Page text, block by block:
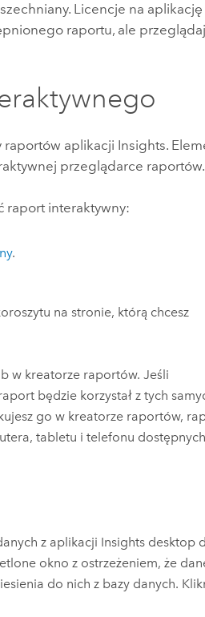
Licencje na aplikację
raportu, ale
raportów aplikacji Insights.
przeglądarce raportów.
raport interaktywny:
.
na stronie, którą chcesz
w kreatorze raportów. Jeśli
będzie korzystał z tych
go w kreatorze raportów,
tabletu i telefonu
z aplikacji Insights desktop
okno z ostrzeżeniem, że
do nich z bazy danych.